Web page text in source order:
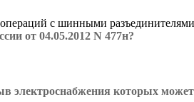
с шинными разъединителями
от 04.05.2012 N 477н?
электроснабжения которых может